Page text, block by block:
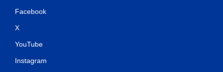
Facebook
X
YouTube
Instagram